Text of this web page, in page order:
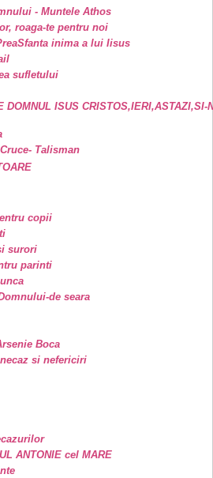
- Muntele Athos
roaga-te pentru noi
inima a lui Iisus
sufletului
DOMNUL ISUS CRISTOS,IERI,ASTAZI,SI-
Talisman
copii
surori
parinti
de seara
Boca
si nefericiri
ANTONIE cel MARE